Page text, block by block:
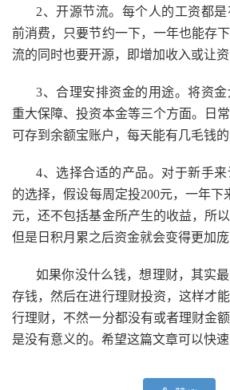
2、开源节流。每个人的工资都
前消费，只要节约一下，一年也能存
流的同时也要开源，即增加收入或让资
3、合理安排资金的用途。将资金
重大保障、投资本金等三个方面。日
可存到余额宝账户，每天能有几毛钱的
4、选择合适的产品。对于新手
的选择，假设每周定投200元，一年下
元，还不包括基金所产生的收益，所
但是日积月累之后资金就会变得更加庞
如果你没什么钱，想理财，其实
存钱，然后在进行理财投资，这样才
行理财，不然一分都没有或者理财金
是没有意义的。希望这篇文章可以快速